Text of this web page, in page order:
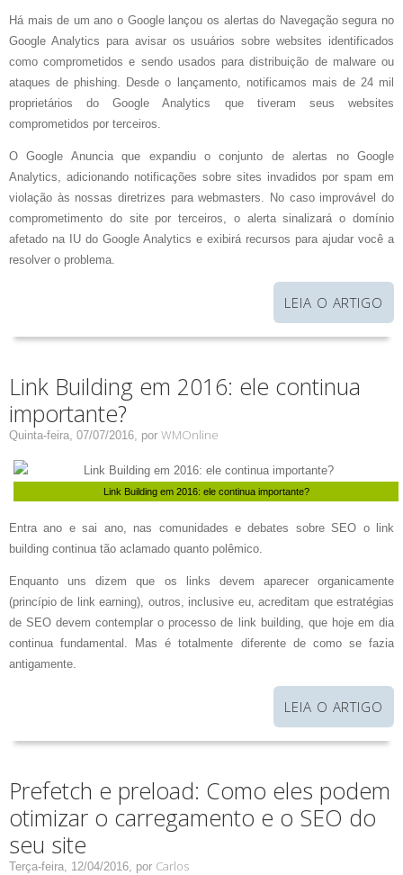
Há mais de um ano o Google lançou os alertas do Navegação segura no
Google Analytics para avisar os usuários sobre websites identificados
como comprometidos e sendo usados para distribuição de malware ou
ataques de phishing. Desde o lançamento, notificamos mais de 24 mil
proprietários do Google Analytics que tiveram seus websites
comprometidos por terceiros.
O Google Anuncia que expandiu o conjunto de alertas no Google
Analytics, adicionando notificações sobre sites invadidos por spam em
violação às nossas diretrizes para webmasters. No caso improvável do
comprometimento do site por terceiros, o alerta sinalizará o domínio
afetado na IU do Google Analytics e exibirá recursos para ajudar você a
resolver o problema.
LEIA O ARTIGO
Link Building em 2016: ele continua
importante?
Quinta-feira, 07/07/2016, por WMOnline
Entra ano e sai ano, nas comunidades e debates sobre SEO o link
building continua tão aclamado quanto polêmico.
Enquanto uns dizem que os links devem aparecer organicamente
(princípio de link earning), outros, inclusive eu, acreditam que estratégias
de SEO devem contemplar o processo de link building, que hoje em dia
continua fundamental. Mas é totalmente diferente de como se fazia
antigamente.
LEIA O ARTIGO
Prefetch e preload: Como eles podem
otimizar o carregamento e o SEO do
seu site
Terça-feira, 12/04/2016, por Carlos